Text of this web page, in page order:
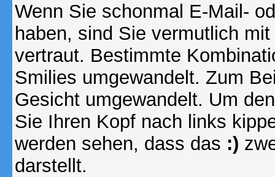
Wenn Sie schonmal E-Mail-
haben, sind Sie vermutlich
vertraut. Bestimmte
Smilies umgewandelt. Zum
Gesicht umgewandelt. Um
Sie Ihren Kopf nach links
werden sehen, dass das :)
darstellt.